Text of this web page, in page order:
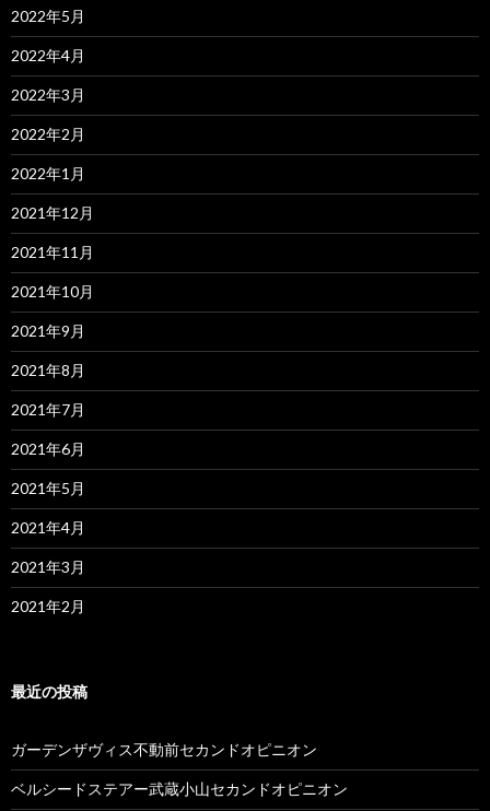
2022年5月
2022年4月
2022年3月
2022年2月
2022年1月
2021年12月
2021年11月
2021年10月
2021年9月
2021年8月
2021年7月
2021年6月
2021年5月
2021年4月
2021年3月
2021年2月
最近の投稿
ガーデンザヴィス不動前セカンドオピニオン
ベルシードステアー武蔵小山セカンドオピニオン